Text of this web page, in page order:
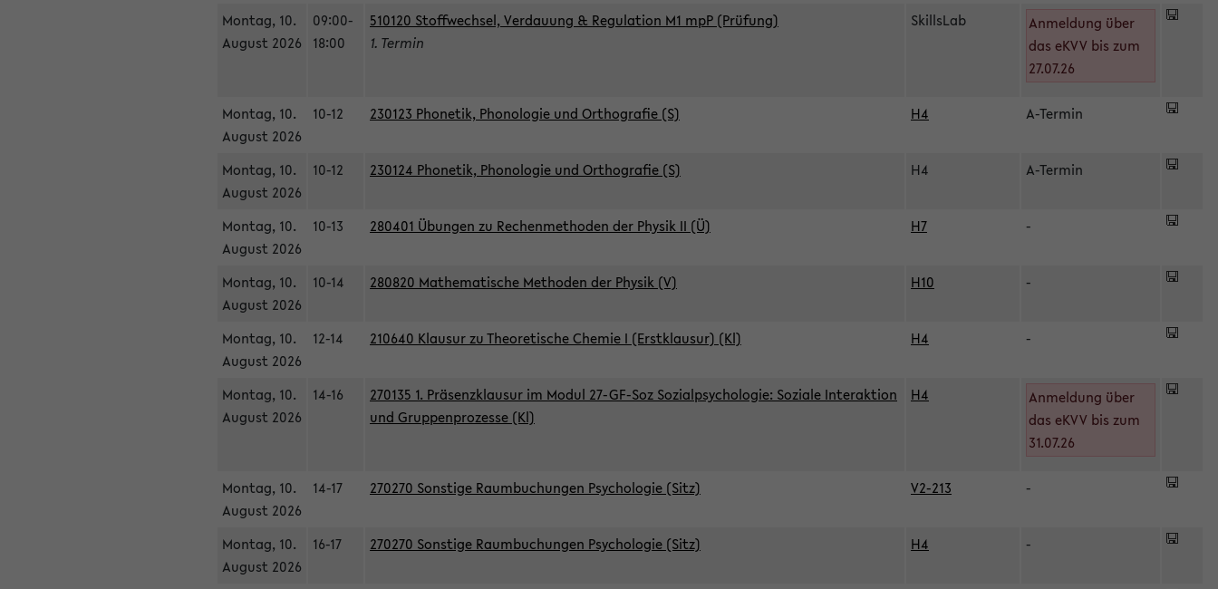
Montag, 10.
August 2026
09:00-
18:00
510120 Stoffwechsel, Verdauung & Regulation M1 mpP (Prüfung)
1. Termin
SkillsLab
Anmeldung über
das eKVV bis zum
27.07.26
Montag, 10.
August 2026
10-12 230123 Phonetik, Phonologie und Orthografie (S) H4 A-Termin
Montag, 10.
August 2026
10-12 230124 Phonetik, Phonologie und Orthografie (S) H4 A-Termin
Montag, 10.
August 2026
10-13 280401 Übungen zu Rechenmethoden der Physik II (Ü) H7 -
Montag, 10.
August 2026
10-14 280820 Mathematische Methoden der Physik (V) H10 -
Montag, 10.
August 2026
12-14 210640 Klausur zu Theoretische Chemie I (Erstklausur) (Kl) H4 -
Montag, 10.
August 2026
14-16
270135 1. Präsenzklausur im Modul 27-GF-Soz Sozialpsychologie: Soziale Interaktion
und Gruppenprozesse (Kl)
H4
Anmeldung über
das eKVV bis zum
31.07.26
Montag, 10.
August 2026
14-17 270270 Sonstige Raumbuchungen Psychologie (Sitz) V2-213 -
Montag, 10.
August 2026
16-17 270270 Sonstige Raumbuchungen Psychologie (Sitz) H4 -